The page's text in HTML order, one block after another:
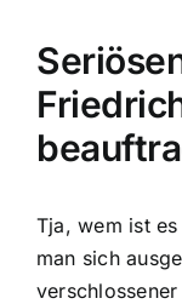
Tja, wem ist
man sich